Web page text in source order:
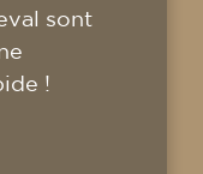
sont
!